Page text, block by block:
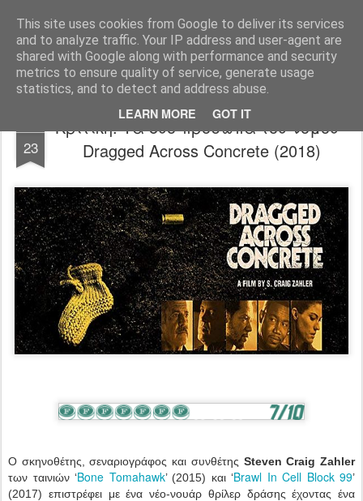
This site uses cookies from Google to deliver its services
and to analyze traffic. Your IP address and user-agent are
shared with Google along with performance and security
metrics to ensure quality of service, generate usage
statistics, and to detect and address abuse.
LEARN MORE GOT IT
FilmBoy
23
Κριτική: Τα δύο πρόσωπα του νόμου -
Dragged Across Concrete (2018)
Ο σκηνοθέτης, σεναριογράφος και συνθέτης Steven Craig Zahler
των ταινιών ‘Bone Tomahawk’ (2015) και ‘Brawl In Cell Block 99’
(2017) επιστρέφει με ένα νέο-νουάρ θρίλερ δράσης έχοντας ένα